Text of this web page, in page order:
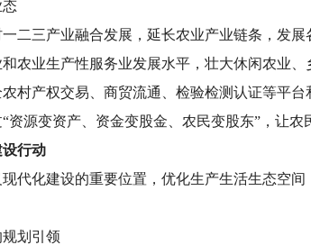
二三产业融合发展，延长农业产业链条，发
农业生产性服务业发展水平，壮大休闲农业
村产权交易、商贸流通、检验检测认证等平
“资源变资产、资金变股金、农民变股东”，让农
行动
代化建设的重要位置，优化生产生活生态空
划引领